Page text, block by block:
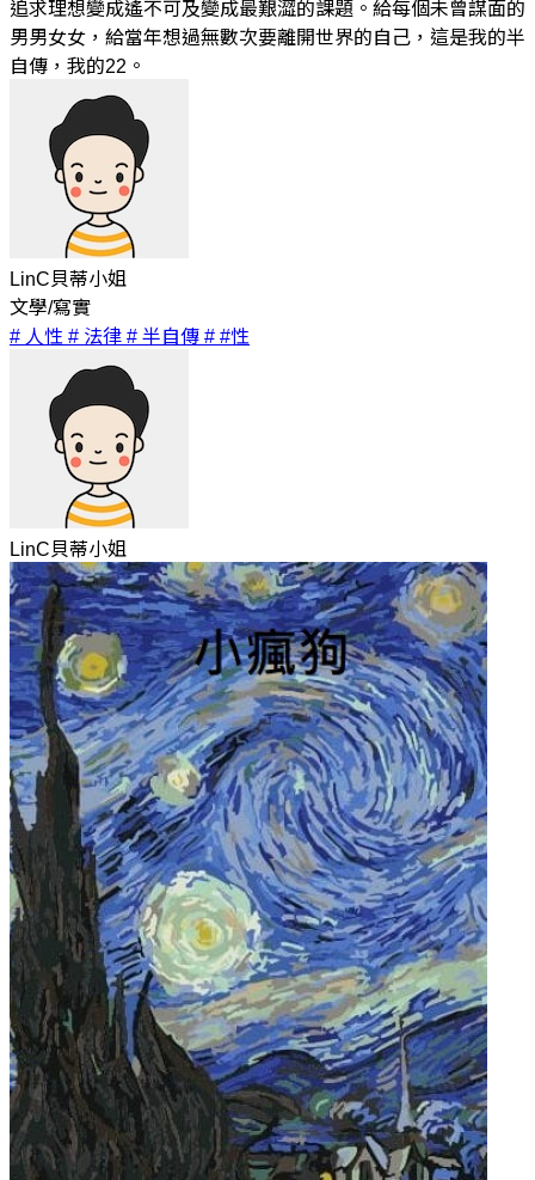
追求理想變成遙不可及變成最艱澀的課題。給每個未曾謀面的
男男女女，給當年想過無數次要離開世界的自己，這是我的半
自傳，我的22。
LinC貝蒂小姐
文學/寫實
# 人性 # 法律 # 半自傳 # #性
LinC貝蒂小姐